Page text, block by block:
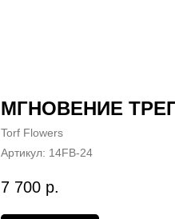
МГНОВЕНИЕ
Torf Flowers
Артикул: 14FB-24
7 700 р.